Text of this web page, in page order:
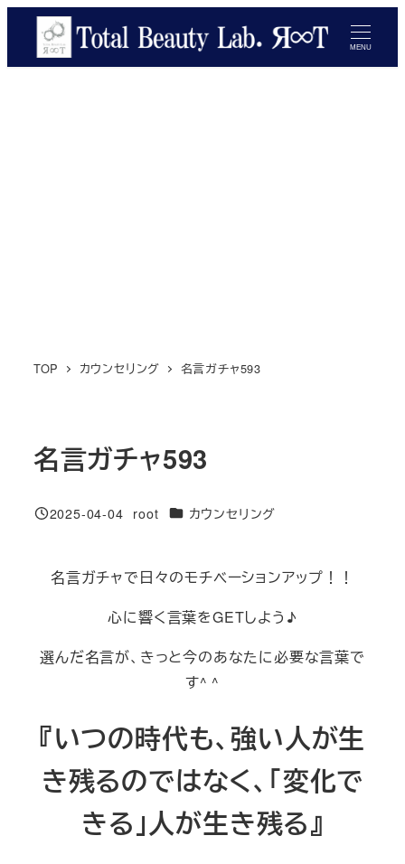
ン
MENU
TOP カウンセリング 名言ガチャ593
名言ガチャ593
投稿日
2025-04-04
著
root カテゴリー
カウンセリング
名言ガチャで日々のモチベーションアップ！！
心に響く言葉をGETしよう♪
選んだ名言が、きっと今のあなたに必要な言葉で
す^ ^
『いつの時代も、強い人が生
き残るのではなく、「変化で
きる」人が生き残る』